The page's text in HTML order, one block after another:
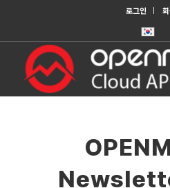
로그인